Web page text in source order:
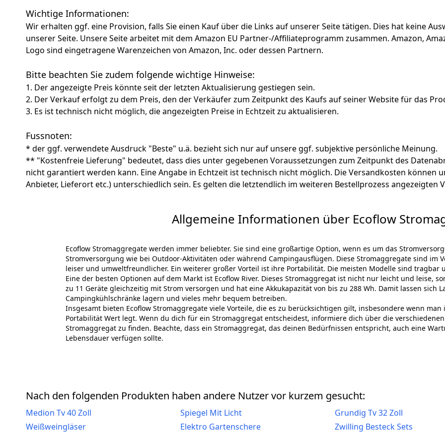
Wichtige Informationen:
Wir erhalten ggf. eine Provision, falls Sie einen Kauf über die Links auf unserer Seite tätigen. Dies hat keine
unserer Seite. Unsere Seite arbeitet mit dem Amazon EU Partner-/Affiliateprogramm zusammen. Amazon,
Logo sind eingetragene Warenzeichen von Amazon, Inc. oder dessen Partnern.
Bitte beachten Sie zudem folgende wichtige Hinweise:
1. Der angezeigte Preis könnte seit der letzten Aktualisierung gestiegen sein.
2. Der Verkauf erfolgt zu dem Preis, den der Verkäufer zum Zeitpunkt des Kaufs auf seiner Website für das
3. Es ist technisch nicht möglich, die angezeigten Preise in Echtzeit zu aktualisieren.
Fussnoten:
* der ggf. verwendete Ausdruck "Beste" u.ä. bezieht sich nur auf unsere ggf. subjektive persönliche Meinung.
** "Kostenfreie Lieferung" bedeutet, dass dies unter gegebenen Voraussetzungen zum Zeitpunkt des
nicht garantiert werden kann. Eine Angabe in Echtzeit ist technisch nicht möglich. Die Versandkosten können
Anbieter, Lieferort etc.) unterschiedlich sein. Es gelten die letztendlich im weiteren Bestellprozess angezeigten
Allgemeine Informationen über Ecoflow
Ecoflow Stromaggregate werden immer beliebter. Sie sind eine großartige Option, wenn es um das
Stromversorgung wie bei Outdoor-Aktivitäten oder während Campingausflügen. Diese Stromaggregate sind im
leiser und umweltfreundlicher. Ein weiterer großer Vorteil ist ihre Portabilität. Die meisten Modelle sind tragbar
Eine der besten Optionen auf dem Markt ist Ecoflow River. Dieses Stromaggregat ist nicht nur leicht und leise,
zu 11 Geräte gleichzeitig mit Strom versorgen und hat eine Akkukapazität von bis zu 288 Wh. Damit lassen sich
Campingkühlschränke lagern und vieles mehr bequem betreiben.
Insgesamt bieten Ecoflow Stromaggregate viele Vorteile, die es zu berücksichtigen gilt, insbesondere wenn
Portabilität Wert legt. Wenn du dich für ein Stromaggregat entscheidest, informiere dich über die
Stromaggregat zu finden. Beachte, dass ein Stromaggregat, das deinen Bedürfnissen entspricht, auch eine
Lebensdauer verfügen sollte.
Nach den folgenden Produkten haben andere Nutzer vor kurzem gesucht:
Medion Tv 40 Zoll Spiegel Mit Licht Grundig Tv 32 Zoll
Weißweingläser
Elektro Gartenschere Zwilling Besteck Sets